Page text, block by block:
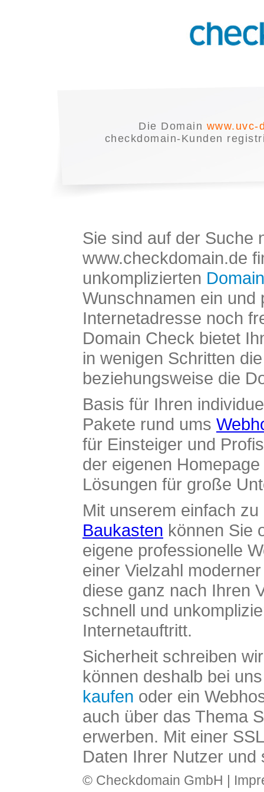
Die Domain www.uvc-
checkdomain-Kunden
Sie sind auf der Suche
www.checkdomain.de
unkomplizierten
Wunschnamen ein und
Internetadresse noch
Domain Check bietet
in wenigen Schritten
beziehungsweise die
Basis für Ihren
Pakete rund ums
für Einsteiger und
der eigenen
Lösungen für große
Mit unserem einfach
Baukasten können Sie
eigene professionelle
einer Vielzahl
diese ganz nach Ihren
schnell und
Internetauftritt.
Sicherheit schreiben
können deshalb bei
kaufen oder ein
auch über das Thema
erwerben. Mit einer
Daten Ihrer Nutzer und
© Checkdomain GmbH |